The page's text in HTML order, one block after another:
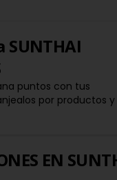
SUNTHAI
puntos con tus
por productos y
EN